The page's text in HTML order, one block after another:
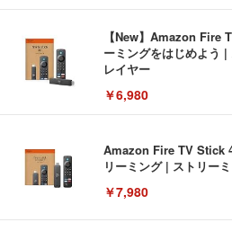
【New】Amazon Fire
ーミングをはじめよう
レイヤー
￥6,980
Amazon Fire TV Stick
リーミング | ストリー
￥7,980